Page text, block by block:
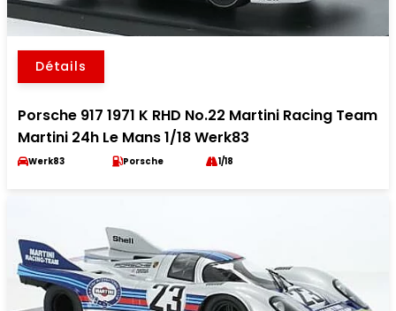
Détails
Porsche 917 1971 K RHD No.22 Martini Racing Team
Martini 24h Le Mans 1/18 Werk83
Werk83 Porsche 1/18